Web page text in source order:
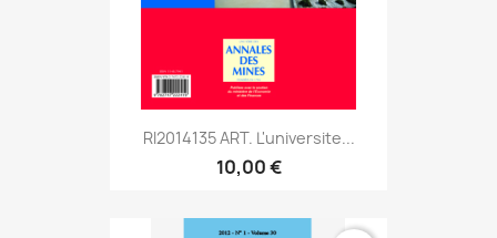
RI2014135 ART. L'universite...
10,00 €